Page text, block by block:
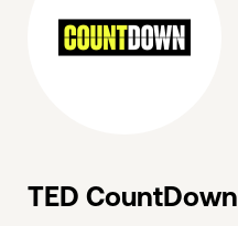
TED CountDown